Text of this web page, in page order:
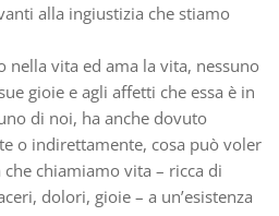
alla ingiustizia che stiamo
nella vita ed ama la vita, nessuno
gioie e agli affetti che essa è in
di noi, ha anche dovuto
o indirettamente, cosa può voler
chiamiamo vita – ricca di
dolori, gioie – a un’esistenza